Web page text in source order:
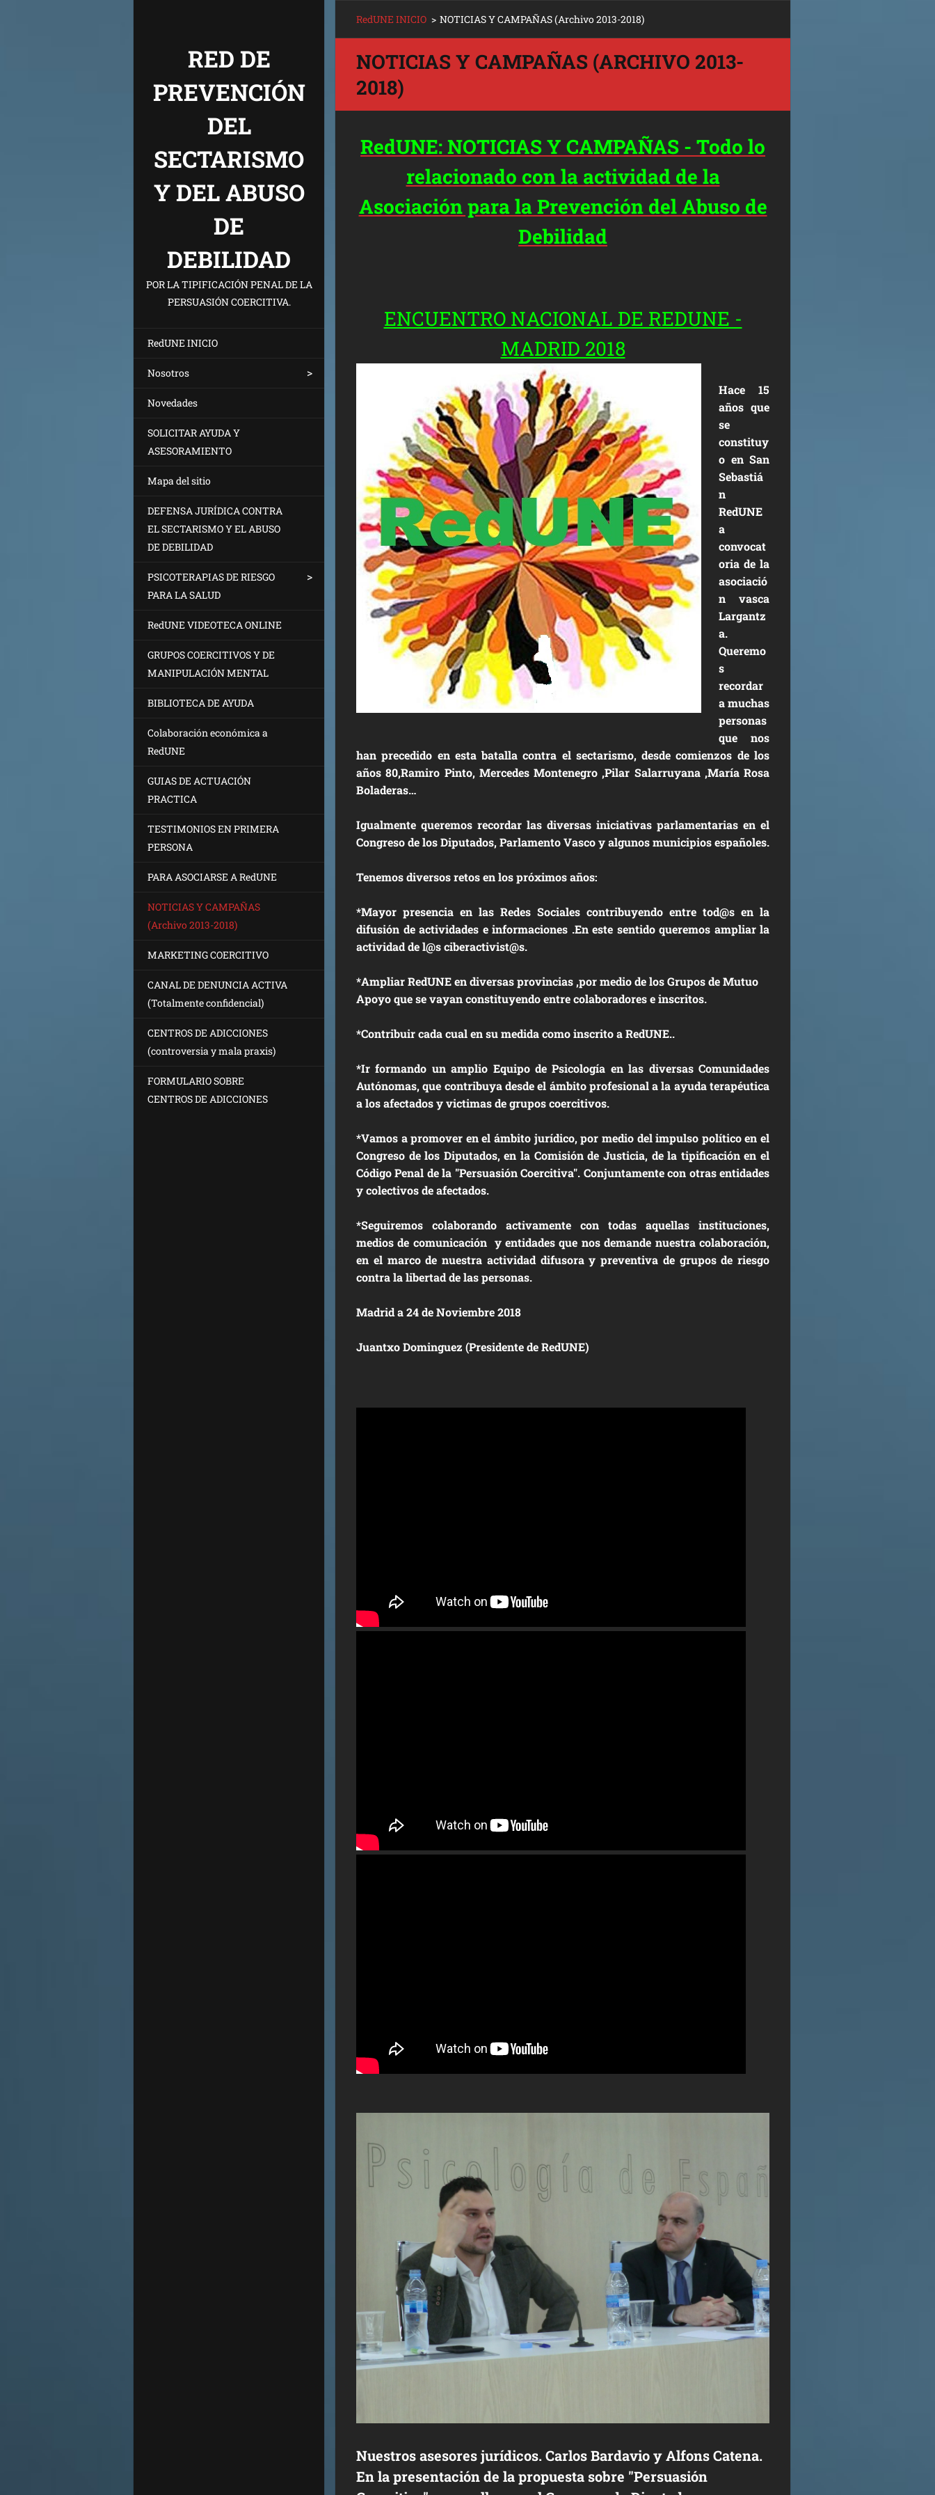
RED DE
PREVENCIÓN
DEL
SECTARISMO
Y DEL ABUSO
DE
DEBILIDAD
POR LA TIPIFICACIÓN PENAL DE LA
PERSUASIÓN COERCITIVA.
RedUNE INICIO
Nosotros
Novedades
SOLICITAR AYUDA Y
ASESORAMIENTO
Mapa del sitio
DEFENSA JURÍDICA CONTRA
EL SECTARISMO Y EL ABUSO
DE DEBILIDAD
PSICOTERAPIAS DE RIESGO
PARA LA SALUD
RedUNE VIDEOTECA ONLINE
GRUPOS COERCITIVOS Y DE
MANIPULACIÓN MENTAL
BIBLIOTECA DE AYUDA
Colaboración económica a
RedUNE
GUIAS DE ACTUACIÓN
PRACTICA
TESTIMONIOS EN PRIMERA
PERSONA
PARA ASOCIARSE A RedUNE
NOTICIAS Y CAMPAÑAS
(Archivo 2013-2018)
MARKETING COERCITIVO
CANAL DE DENUNCIA ACTIVA
(Totalmente confidencial)
CENTROS DE ADICCIONES
(controversia y mala praxis)
FORMULARIO SOBRE
CENTROS DE ADICCIONES
RedUNE INICIO > NOTICIAS Y CAMPAÑAS (Archivo 2013-2018)
NOTICIAS Y CAMPAÑAS (ARCHIVO 2013-
2018)
RedUNE: NOTICIAS Y CAMPAÑAS - Todo lo
relacionado con la actividad de la
Asociación para la Prevención del Abuso de
Debilidad
ENCUENTRO NACIONAL DE REDUNE -
MADRID 2018
Hace 15
años que
se
constituy
o en San
Sebastiá
n
RedUNE
a
convocat
oria de la
asociació
n vasca
Largantz
a.
Queremo
s
recordar
a muchas
personas
que nos
han precedido en esta batalla contra el sectarismo, desde comienzos de los
años 80,Ramiro Pinto, Mercedes Montenegro ,Pilar Salarruyana ,María Rosa
Boladeras…
Igualmente queremos recordar las diversas iniciativas parlamentarias en el
Congreso de los Diputados, Parlamento Vasco y algunos municipios españoles.
Tenemos diversos retos en los próximos años:
*Mayor presencia en las Redes Sociales contribuyendo entre tod@s en la
difusión de actividades e informaciones .En este sentido queremos ampliar la
actividad de l@s ciberactivist@s.
*Ampliar RedUNE en diversas provincias ,por medio de los Grupos de Mutuo
Apoyo que se vayan constituyendo entre colaboradores e inscritos.
*Contribuir cada cual en su medida como inscrito a RedUNE..
*Ir formando un amplio Equipo de Psicología en las diversas Comunidades
Autónomas, que contribuya desde el ámbito profesional a la ayuda terapéutica
a los afectados y victimas de grupos coercitivos.
*Vamos a promover en el ámbito jurídico, por medio del impulso político en el
Congreso de los Diputados, en la Comisión de Justicia, de la tipificación en el
Código Penal de la "Persuasión Coercitiva". Conjuntamente con otras entidades
y colectivos de afectados.
*Seguiremos colaborando activamente con todas aquellas instituciones,
medios de comunicación y entidades que nos demande nuestra colaboración,
en el marco de nuestra actividad difusora y preventiva de grupos de riesgo
contra la libertad de las personas.
Madrid a 24 de Noviembre 2018
Juantxo Dominguez (Presidente de RedUNE)
Nuestros asesores jurídicos. Carlos Bardavio y Alfons Catena.
En la presentación de la propuesta sobre "Persuasión